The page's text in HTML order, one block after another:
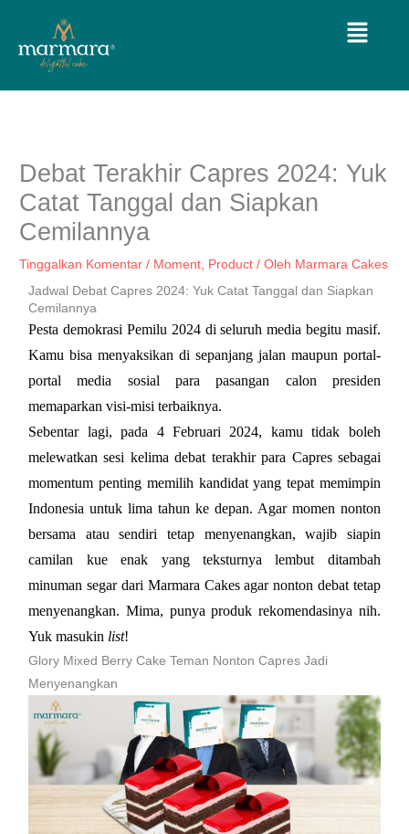
konten
Menu
Debat Terakhir Capres 2024: Yuk
Catat Tanggal dan Siapkan
Cemilannya
Tinggalkan Komentar / Moment, Product / Oleh Marmara Cakes
Jadwal Debat Capres 2024: Yuk Catat Tanggal dan Siapkan
Cemilannya
Pesta demokrasi Pemilu 2024 di seluruh media begitu masif.
Kamu bisa menyaksikan di sepanjang jalan maupun portal-
portal media sosial para pasangan calon presiden
memaparkan visi-misi terbaiknya.
Sebentar lagi, pada 4 Februari 2024, kamu tidak boleh
melewatkan sesi kelima debat terakhir para Capres sebagai
momentum penting memilih kandidat yang tepat memimpin
Indonesia untuk lima tahun ke depan. Agar momen nonton
bersama atau sendiri tetap menyenangkan, wajib siapin
camilan kue enak yang teksturnya lembut ditambah
minuman segar dari Marmara Cakes agar nonton debat tetap
menyenangkan. Mima, punya produk rekomendasinya nih.
Yuk masukin list!
Glory Mixed Berry Cake Teman Nonton Capres Jadi
Menyenangkan